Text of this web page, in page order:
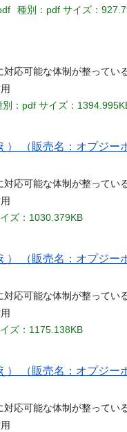
種別：pdf サイズ：
対応可能な体制が整ってい
別：pdf サイズ：
（販売名：オプジ
対応可能な体制が整ってい
ズ：1030.379KB
（販売名：オプジ
対応可能な体制が整ってい
ズ：1175.138KB
（販売名：オプジ
対応可能な体制が整ってい